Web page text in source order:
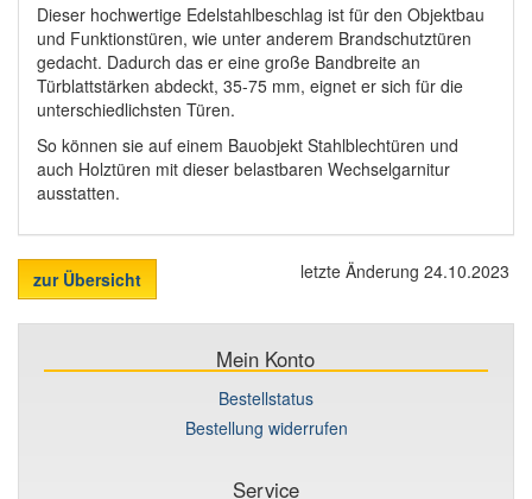
Dieser hochwertige Edelstahlbeschlag ist für den Objektbau
und Funktionstüren, wie unter anderem Brandschutztüren
gedacht. Dadurch das er eine große Bandbreite an
Türblattstärken abdeckt, 35-75 mm, eignet er sich für die
unterschiedlichsten Türen.
So können sie auf einem Bauobjekt Stahlblechtüren und
auch Holztüren mit dieser belastbaren Wechselgarnitur
ausstatten.
zur Übersicht letzte Änderung 24.10.2023
Mein Konto
Bestellstatus
Bestellung widerrufen
Service